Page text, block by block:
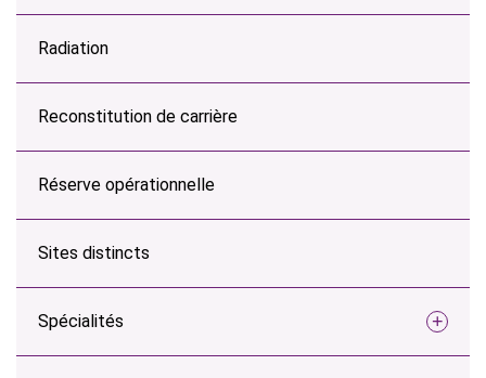
Radiation
Reconstitution de carrière
Réserve opérationnelle
Sites distincts
Spécialités